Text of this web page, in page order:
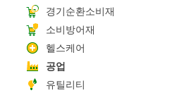
경기순환소비재
소비방어재
헬스케어
공업
유틸리티